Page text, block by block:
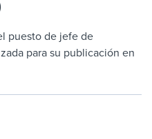
candidates
with others
& retaining people
templates
question templates
checklists
ABOUT...
for a job
customer stories
Workable
puesto de jefe de
para su publicación en